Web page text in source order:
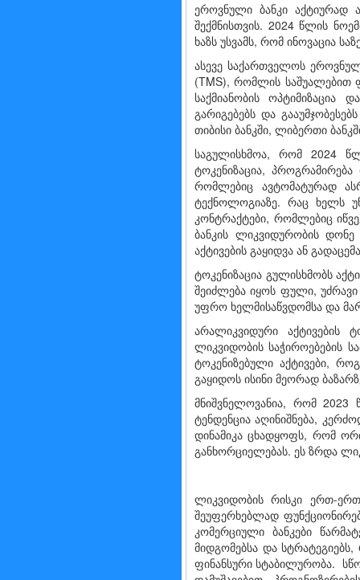
ეროვნული ბანკი აქტიურად
შექმნისთვის. 2024 წლის
ხაზს უსვამს, რომ ინოვაცია
ასევე საქართველოს
(TMS), რომლის საშუალებით
საქმიანობის
გარიგებებს და
თიბისი ბანკში, ლიბერთი
საგულისხმოა, რომ 2024
ტოკენიზაცია,
რომლებიც ავტომატურად
ტექნოლოგიაზე. რაც ხელს
კონტრაქტები, რომლებიც
ბანკის ლიკვიდურობის დონე
აქტივების გაყიდვა ან
ტოკენიზაცია გულისხმობს
შეიძლება იყოს ფული,
უფრო ხელმისაწვდომსა და
არალიკვიდური აქტივების
ლიკვიდობის საჭიროებების
ტოკენიზებული აქტივები,
გაყიდოს ისინი მეორად
მნიშვნელოვანია, რომ 2023
ტენდენცია აღინიშნება,
დინამიკა ცხადყოფს, რომ
განხორციელებას. ეს
ლიკვიდობის რისკი ერთ-
შეუფერხებლად
კომერციული ბანკები
მიდგომებსა და
ფინანსური სტაბილურობა.